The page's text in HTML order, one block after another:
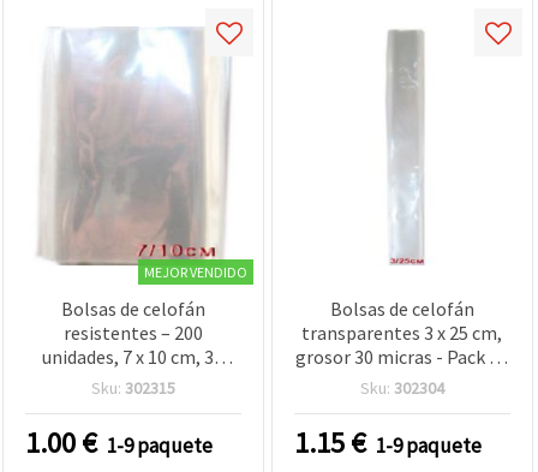
MEJOR VENDIDO
Bolsas de celofán
resistentes – 200
unidades, 7 x 10 cm, 30
micras – Perfectas para
manualidades y
empaquetado creativo
Sku: 302315
1.00€ 1-9 paquete
Bolsas de celofán
transparentes 3 x 25 cm,
grosor 30 micras - Pack de
200 uds para
Sku: 302304
1.15€ 1-9 paquete